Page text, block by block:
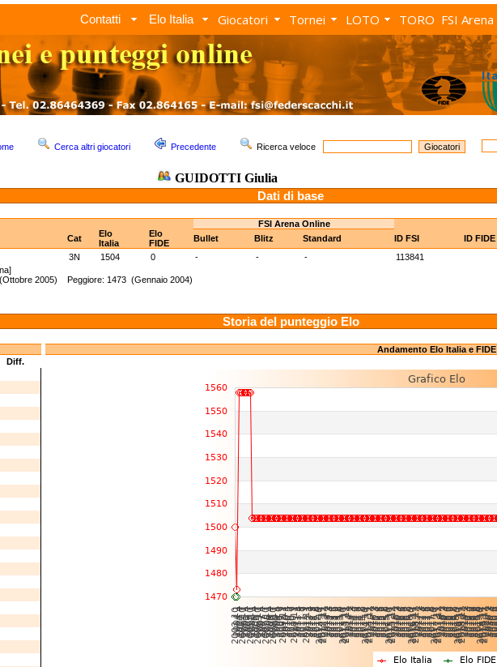
Contatti Elo Italia Giocatori Tornei LOTO TORO FSI Arena
Cerca altri giocatori Precedente Ricerca veloce
GUIDOTTI Giulia
Dati di base
FSI Arena Online
Cat
Elo
Italia
Elo
FIDE
Bullet Blitz Standard ID FSI ID FIDE
3N 1504 0 - - - 113841
2005) Peggiore: 1473 (Gennaio 2004)
Storia del punteggio Elo
Diff.
Andamento Elo Italia e FIDE